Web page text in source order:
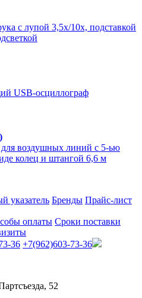
с лупой 3,5х/10х, подставкой
USB-осциллограф
для воздушных линий с 5-ью
колец и штангой 6,6 м
указатель Бренды Прайс-лист
оплаты Сроки поставки
36 +7(962)603-73-36
52